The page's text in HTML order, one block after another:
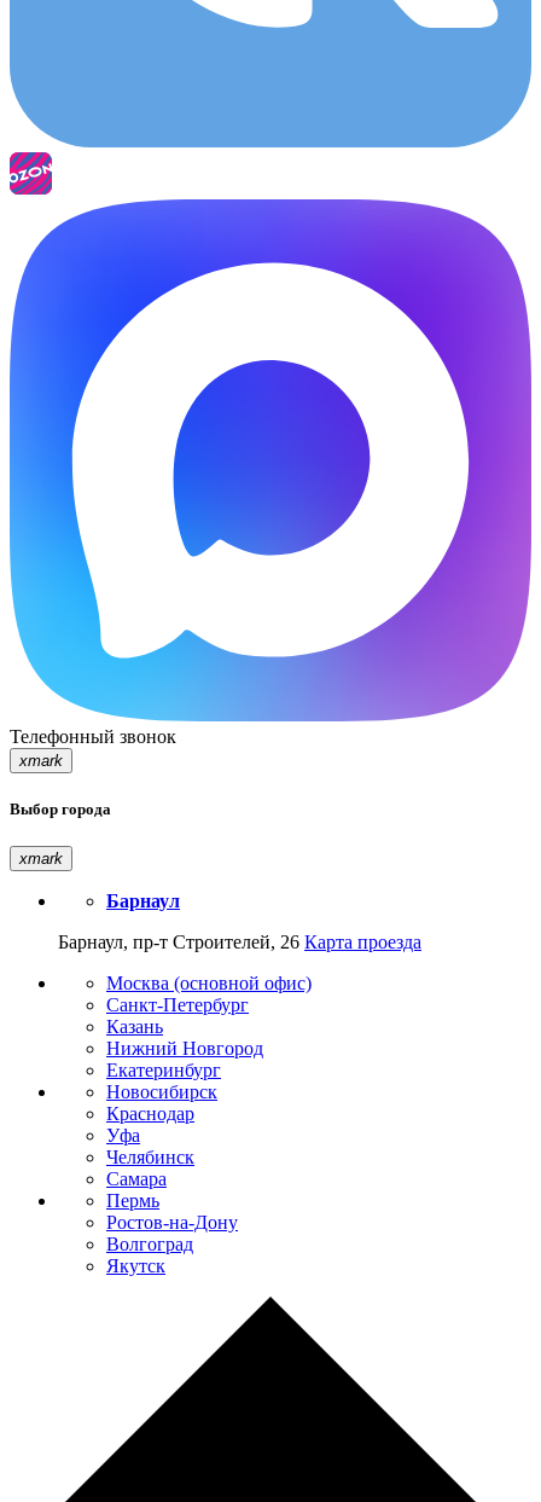
Телефонный звонок
xmark
Выбор города
xmark
Барнаул
Барнаул, пр-т Строителей, 26 Карта проезда
Москва (основной офис)
Санкт-Петербург
Казань
Нижний Новгород
Екатеринбург
Новосибирск
Краснодар
Уфа
Челябинск
Самара
Пермь
Ростов-на-Дону
Волгоград
Якутск